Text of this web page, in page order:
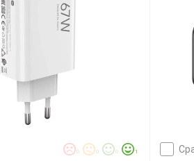
1